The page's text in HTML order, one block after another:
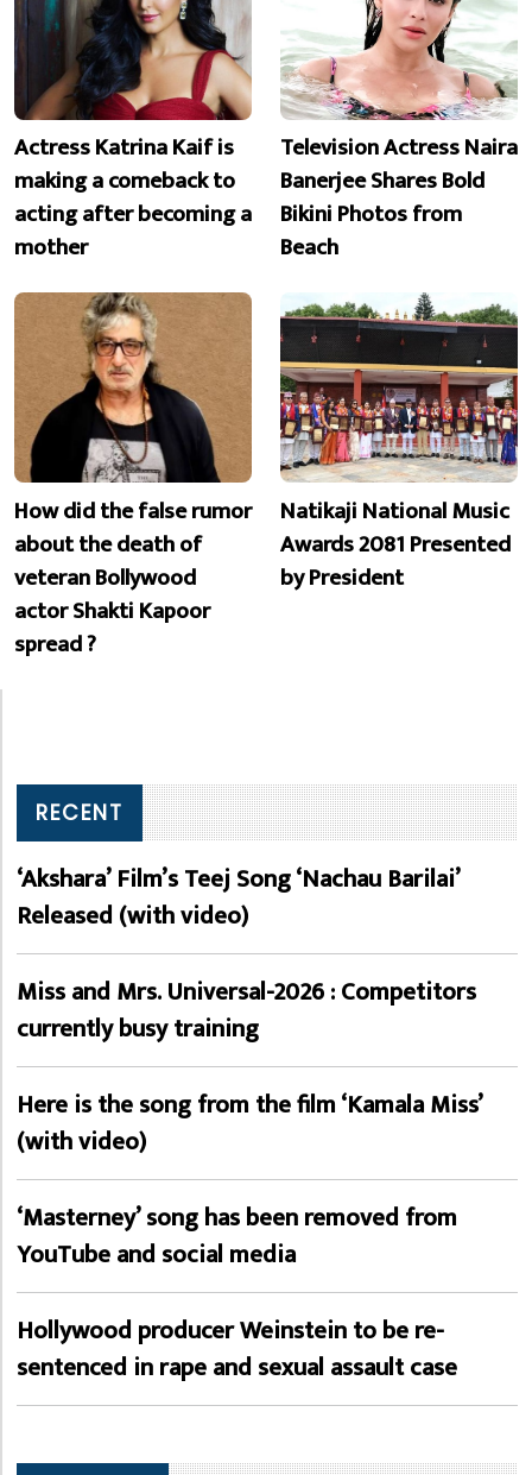
Actress Katrina Kaif is
making a comeback to
acting after becoming a
mother
Television Actress Naira
Banerjee Shares Bold
Bikini Photos from
Beach
How did the false rumor
about the death of
veteran Bollywood
actor Shakti Kapoor
spread ?
Natikaji National Music
Awards 2081 Presented
by President
RECENT
‘Akshara’ Film’s Teej Song ‘Nachau Barilai’
Released (with video)
Miss and Mrs. Universal-2026 : Competitors
currently busy training
Here is the song from the film ‘Kamala Miss’
(with video)
‘Masterney’ song has been removed from
YouTube and social media
Hollywood producer Weinstein to be re-
sentenced in rape and sexual assault case